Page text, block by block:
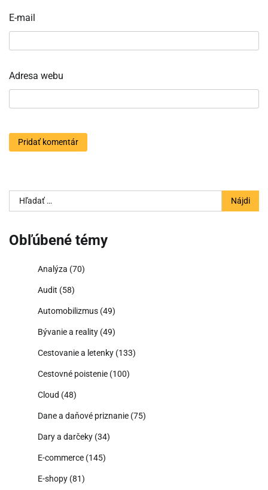
E-mail
Adresa webu
Hľadať:
Obľúbené témy
Analýza (70)
Audit (58)
Automobilizmus (49)
Bývanie a reality (49)
Cestovanie a letenky (133)
Cestovné poistenie (100)
Cloud (48)
Dane a daňové priznanie (75)
Dary a darčeky (34)
E-commerce (145)
E-shopy (81)